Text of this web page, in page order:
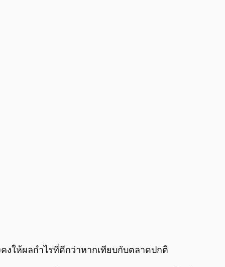
0:00/
ให้ผลกำไรที่ดีกว่าหากเทียบกับตลาดปกติ